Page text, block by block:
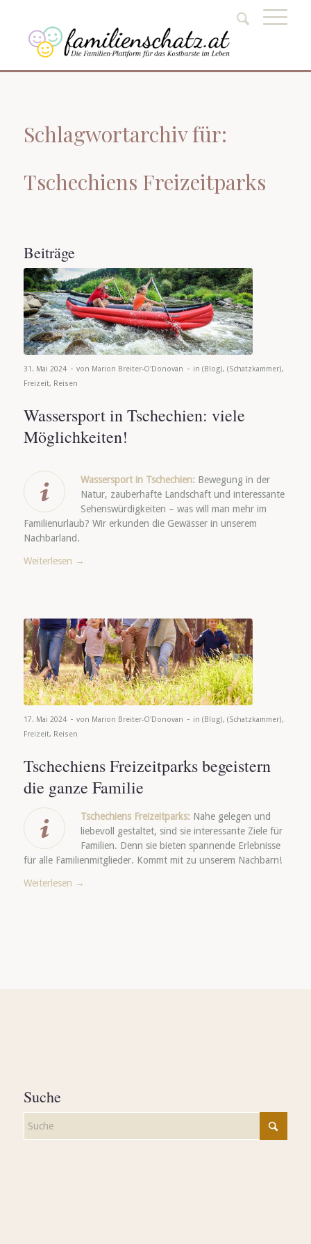
Schlagwortarchiv für:
Tschechiens Freizeitparks
Beiträge
31. Mai 2024 - von Marion Breiter-O'Donovan - in (Blog), (Schatzkammer),
Freizeit, Reisen
Wassersport in Tschechien: viele
Möglichkeiten!
Wassersport in Tschechien: Bewegung in der
Natur, zauberhafte Landschaft und interessante
Sehenswürdigkeiten – was will man mehr im
Familienurlaub? Wir erkunden die Gewässer in unserem
Nachbarland.
Weiterlesen →
17. Mai 2024 - von Marion Breiter-O'Donovan - in (Blog), (Schatzkammer),
Freizeit, Reisen
Tschechiens Freizeitparks begeistern
die ganze Familie
Tschechiens Freizeitparks: Nahe gelegen und
liebevoll gestaltet, sind sie interessante Ziele für
Familien. Denn sie bieten spannende Erlebnisse
für alle Familienmitglieder. Kommt mit zu unserem Nachbarn!
Weiterlesen →
Suche